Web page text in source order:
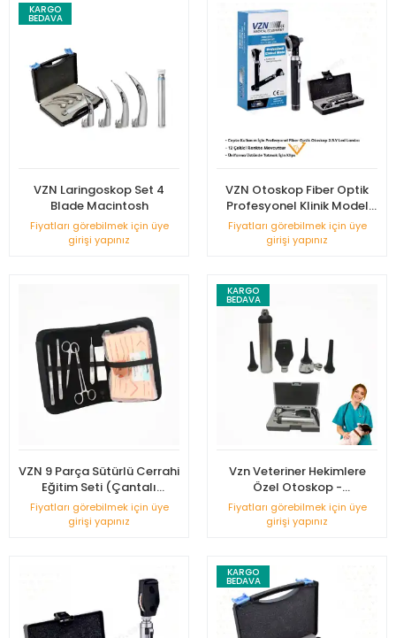
KARGO
BEDAVA
VZN Laringoskop Set 4
Blade Macintosh
Fiyatları görebilmek için üye
girişi yapınız
VZN Otoskop Fiber Optik
Profesyonel Klinik Model
Set VZN-OT-08
Fiyatları görebilmek için üye
girişi yapınız
VZN 9 Parça Sütürlü Cerrahi
Eğitim Seti (Çantalı
Hediyeli)
Fiyatları görebilmek için üye
girişi yapınız
KARGO
BEDAVA
Vzn Veteriner Hekimlere
Özel Otoskop -
Optahlmaskop Set
Fiyatları görebilmek için üye
girişi yapınız
KARGO
BEDAVA